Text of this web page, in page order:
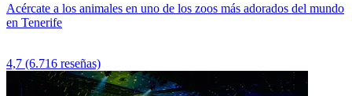
Acércate a los animales en uno de los zoos más adorados del mundo
en Tenerife
4,7 (6.716 reseñas)